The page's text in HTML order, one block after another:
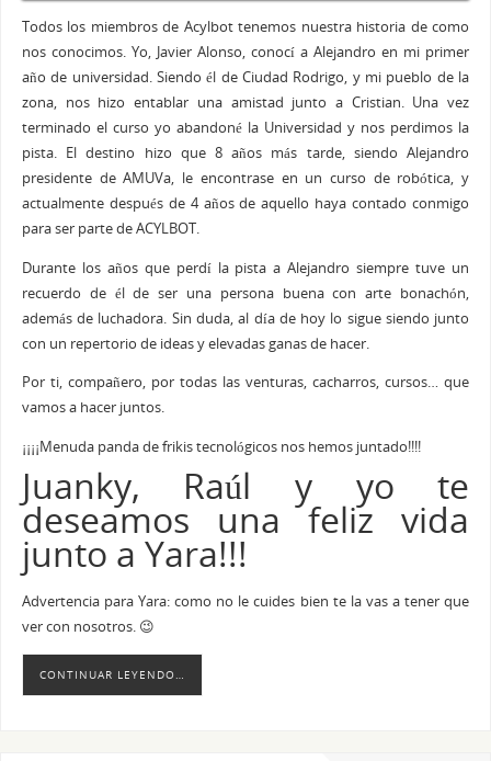
Todos los miembros de Acylbot tenemos nuestra historia de como
nos conocimos. Yo, Javier Alonso, conocí a Alejandro en mi primer
año de universidad. Siendo él de Ciudad Rodrigo, y mi pueblo de la
zona, nos hizo entablar una amistad junto a Cristian. Una vez
terminado el curso yo abandoné la Universidad y nos perdimos la
pista. El destino hizo que 8 años más tarde, siendo Alejandro
presidente de AMUVa, le encontrase en un curso de robótica, y
actualmente después de 4 años de aquello haya contado conmigo
para ser parte de ACYLBOT.
Durante los años que perdí la pista a Alejandro siempre tuve un
recuerdo de él de ser una persona buena con arte bonachón,
además de luchadora. Sin duda, al día de hoy lo sigue siendo junto
con un repertorio de ideas y elevadas ganas de hacer.
Por ti, compañero, por todas las venturas, cacharros, cursos… que
vamos a hacer juntos.
¡¡¡¡Menuda panda de frikis tecnológicos nos hemos juntado!!!!
Juanky, Raúl y yo te
deseamos una feliz vida
junto a Yara!!!
Advertencia para Yara: como no le cuides bien te la vas a tener que
ver con nosotros. 😉
CONTINUAR LEYENDO…